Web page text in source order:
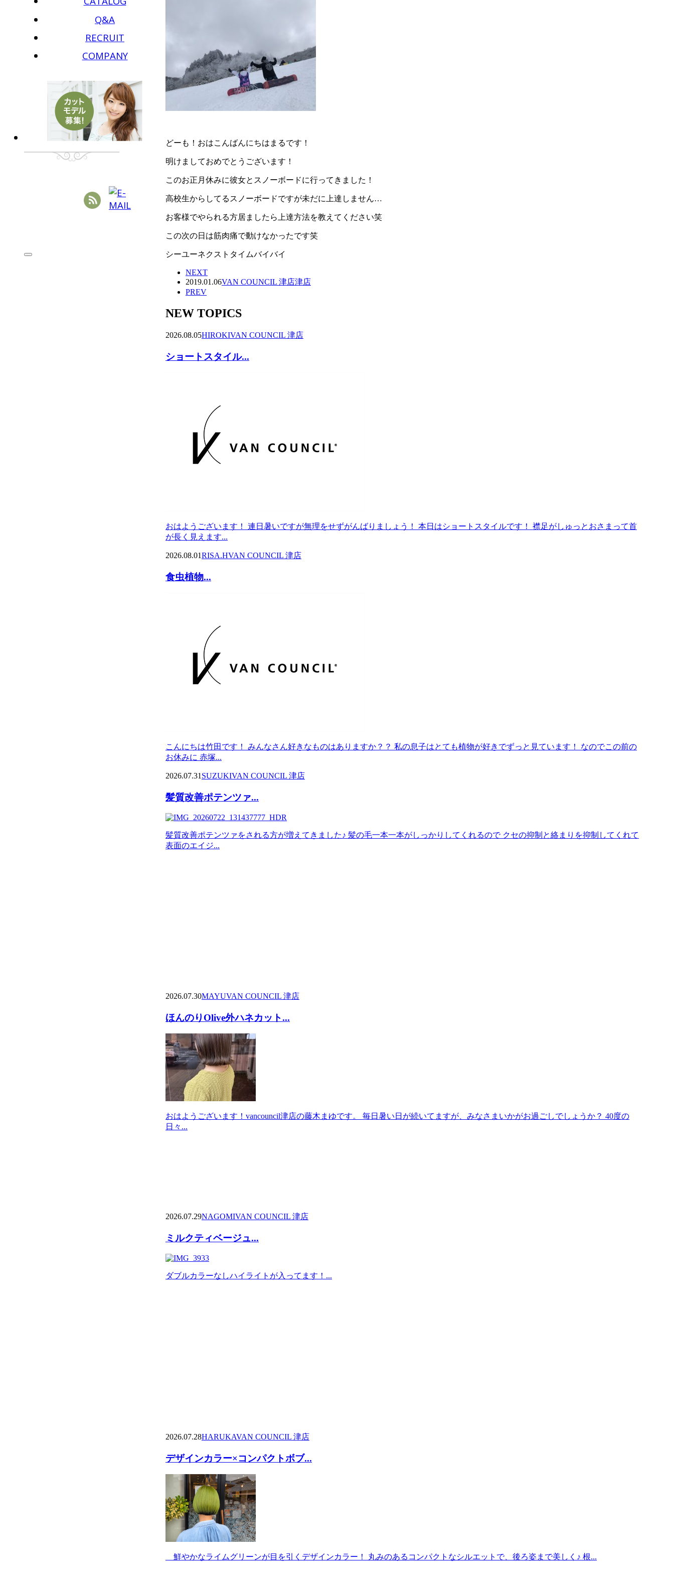
どーも！おはこんばんにちはまるです！
明けましておめでとうございます！
このお正月休みに彼女とスノーボードに行ってきました！
高校生からしてるスノーボードですが未だに上達しません…
お客様でやられる方居ましたら上達方法を教えてください笑
この次の日は筋肉痛で動けなかったです笑
シーユーネクストタイムバイバイ
NEXT
2019.01.06VAN COUNCIL 津店津店
PREV
NEW TOPICS
2026.08.05HIROKIVAN COUNCIL 津店
ショートスタイル...
おはようございます！ 連日暑いですが無理をせずがんばりましょう！ 本日はショートスタイルです！ 襟足がしゅっとおさまって首
が長く見えます...
2026.08.01RISA.HVAN COUNCIL 津店
食虫植物...
こんにちは竹田です！ みんなさん好きなものはありますか？？ 私の息子はとても植物が好きでずっと見ています！ なのでこの前の
お休みに 赤塚...
2026.07.31 SUZUKIVAN COUNCIL 津店
髪質改善ポテンツァ...
髪質改善ポテンツァをされる方が増えてきました♪ 髪の毛一本一本がしっかりしてくれるので クセの抑制と絡まりを抑制してくれて
表面のエイジ...
2026.07.30MAYUVAN COUNCIL 津店
ほんのりOlive外ハネカット...
おはようございます！vancouncil津店の藤木まゆです。 毎日暑い日が続いてますが、みなさまいかがお過ごしでしょうか？ 40度の
日々...
2026.07.29NAGOMIVAN COUNCIL 津店
ミルクティベージュ...
ダブルカラーなしハイライトが入ってます！...
2026.07.28HARUKAVAN COUNCIL 津店
デザインカラー×コンパクトボブ...
鮮やかなライムグリーンが目を引くデザインカラー！ 丸みのあるコンパクトなシルエットで、後ろ姿まで美しく♪ 根...
Q&A
RECRUIT
COMPANY